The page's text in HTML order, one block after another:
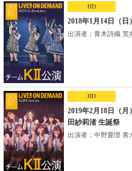
HD
2018年1月14日（
出演者：青木詩織 荒
HD
2019年2月18日（
田紗莉渚 生誕祭
出演者：中野愛理 青